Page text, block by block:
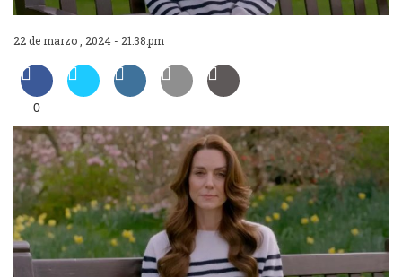
22 de marzo , 2024 - 21:38:pm
0